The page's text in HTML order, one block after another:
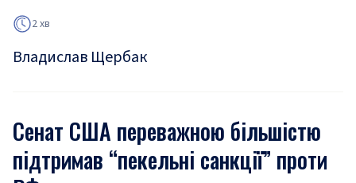
2 хв
Владислав Щербак
Сенат США переважною більшістю
підтримав “пекельні санкції” проти